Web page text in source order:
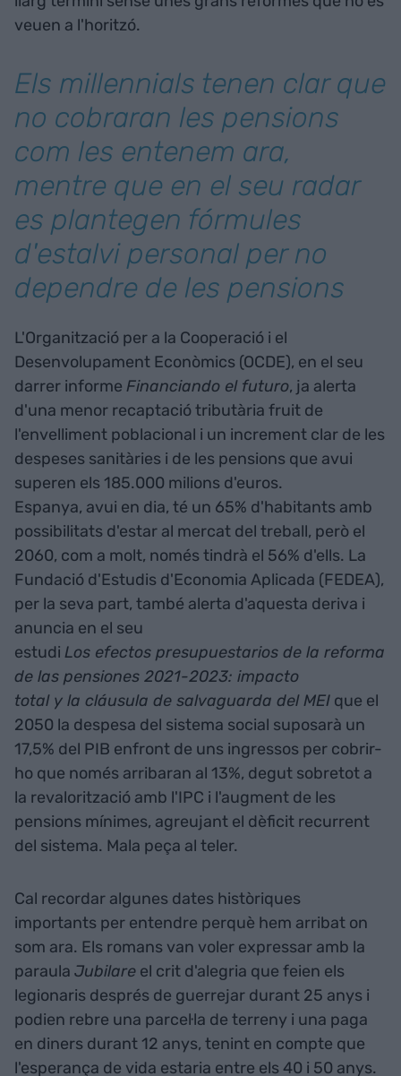
veuen a l'horitzó.
Els millennials tenen clar que
no cobraran les pensions
com les entenem ara,
mentre que en el seu radar
es plantegen fórmules
d'estalvi personal per no
dependre de les pensions
L'Organització per a la Cooperació i el
Desenvolupament Econòmics (OCDE), en el seu
darrer informe Financiando el futuro, ja alerta
d'una menor recaptació tributària fruit de
l'envelliment poblacional i un increment clar de les
despeses sanitàries i de les pensions que avui
superen els 185.000 milions d'euros.
Espanya, avui en dia, té un 65% d'habitants amb
possibilitats d'estar al mercat del treball, però el
2060, com a molt, només tindrà el 56% d'ells. La
Fundació d'Estudis d'Economia Aplicada (FEDEA),
per la seva part, també alerta d'aquesta deriva i
anuncia en el seu
estudi Los efectos presupuestarios de la reforma
de las pensiones 2021-2023: impacto
total y la cláusula de salvaguarda del MEI que el
2050 la despesa del sistema social suposarà un
17,5% del PIB enfront de uns ingressos per cobrir-
ho que només arribaran al 13%, degut sobretot a
la revalorització amb l'IPC i l'augment de les
pensions mínimes, agreujant el dèficit recurrent
del sistema. Mala peça al teler.
Cal recordar algunes dates històriques
importants per entendre perquè hem arribat on
som ara. Els romans van voler expressar amb la
paraula Jubilare el crit d'alegria que feien els
legionaris després de guerrejar durant 25 anys i
podien rebre una parcel·la de terreny i una paga
en diners durant 12 anys, tenint en compte que
l'esperança de vida estaria entre els 40 i 50 anys.